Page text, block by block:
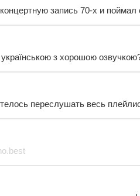
запись 70-х и
з хорошою
переслушать весь